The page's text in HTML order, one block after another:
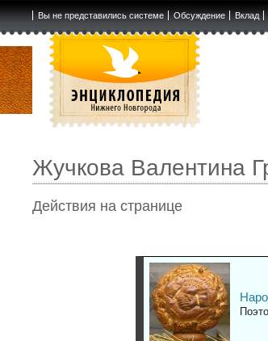
Вы не представились системе Обсуждение Вклад
Жучкова Валентина
Действия на странице